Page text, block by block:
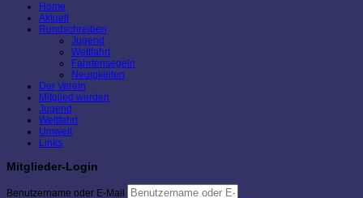
Home
Aktuell
Rundschreiben
Jugend
Wettfahrt
Fahrtensegeln
Neuigkeiten
Der Verein
Mitglied werden
Jugend
Wettfahrt
Umwelt
Links
Mitglieder-Login
Benutzername oder E-Mail